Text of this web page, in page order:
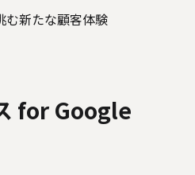
新たな顧客体験
for Google